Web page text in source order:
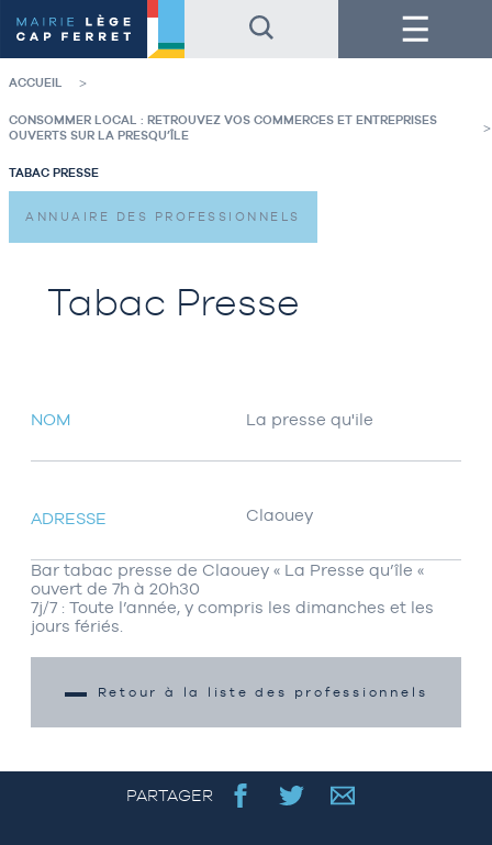
au
contenu
de
la
au
pied
de
page
Menu
ACCUEIL
CONSOMMER LOCAL : RETROUVEZ VOS COMMERCES ET ENTREPRISES
OUVERTS SUR LA PRESQU’ÎLE
TABAC PRESSE
Tabac Presse
ANNUAIRE DES PROFESSIONNELS
NOM La presse qu'ile
ADRESSE Claouey
Bar tabac presse de Claouey « La Presse qu’île «
ouvert de 7h à 20h30
7j/7 : Toute l’année, y compris les dimanches et les
jours fériés.
Retour à la liste des professionnels
PARTAGER